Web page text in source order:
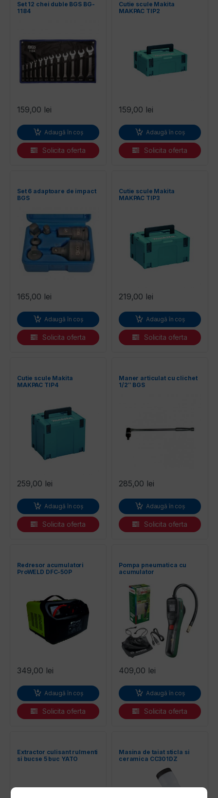
Set 12 chei duble BGS BG-
1184
159,00 lei
Adaugă în coș
Solicita oferta
Cutie scule Makita
MAKPAC TIP2
159,00 lei
Adaugă în coș
Solicita oferta
Set 6 adaptoare de impact
BGS
165,00 lei
Adaugă în coș
Solicita oferta
Cutie scule Makita
MAKPAC TIP3
219,00 lei
Adaugă în coș
Solicita oferta
Cutie scule Makita
MAKPAC TIP4
259,00 lei
Adaugă în coș
Solicita oferta
Maner articulat cu clichet
1/2″ BGS
285,00 lei
Adaugă în coș
Solicita oferta
Redresor acumulatori
ProWELD DFC-50P
349,00 lei
Adaugă în coș
Solicita oferta
Pompa pneumatica cu
acumulator
409,00 lei
Adaugă în coș
Solicita oferta
Extractor culisant rulmenti
si bucse 5 buc YATO
Masina de taiat sticla si
ceramica CC301DZ
mm, fara acumulatori